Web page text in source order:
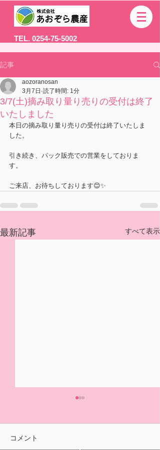
TEL. 0254-75-5002
記事
3/7(土)摘み取り量り売りの受付は終了
いたしました
aozoranosan
3月7日 読了時間: 1分
本日の摘み取り量り売りの受付は終了いたしま
した。
引き続き、パック販売での営業をしておりま
す。
ご来店、お待ちしております😊✨
最新記事 すべて表示
おはようございます！ ２/14
コメント